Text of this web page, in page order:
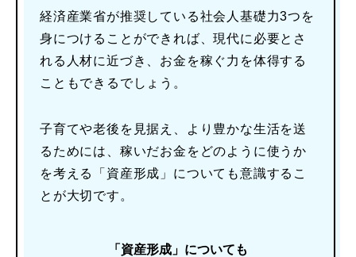
経済産業省が推奨している社会人基礎力3つを
身につけることができれば、現代に必要とさ
れる人材に近づき、お金を稼ぐ力を体得する
こともできるでしょう。
子育てや老後を見据え、より豊かな生活を送
るためには、稼いだお金をどのように使うか
を考える「資産形成」についても意識するこ
とが大切です。
「資産形成」についても